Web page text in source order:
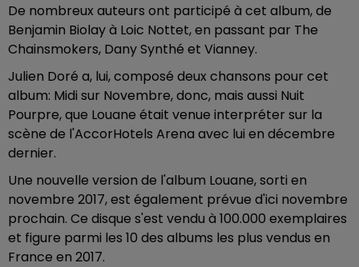
De nombreux auteurs ont participé à cet album, de
Benjamin Biolay à Loic Nottet, en passant par The
Chainsmokers, Dany Synthé et Vianney.
Julien Doré a, lui, composé deux chansons pour cet
album: Midi sur Novembre, donc, mais aussi Nuit
Pourpre, que Louane était venue interpréter sur la
scène de l'AccorHotels Arena avec lui en décembre
dernier.
Une nouvelle version de l'album Louane, sorti en
novembre 2017, est également prévue d'ici novembre
prochain. Ce disque s'est vendu à 100.000 exemplaires
et figure parmi les 10 des albums les plus vendus en
France en 2017.